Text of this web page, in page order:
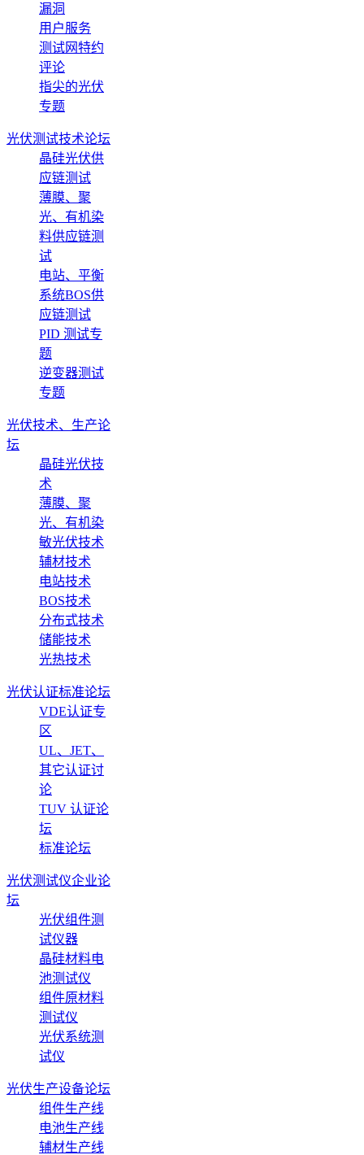
漏洞
用户服务
测试网特约
评论
指尖的光伏
专题
光伏测试技术论坛
晶硅光伏供
应链测试
薄膜、聚
光、有机染
料供应链测
试
电站、平衡
系统BOS供
应链测试
PID 测试专
题
逆变器测试
专题
光伏技术、生产论
坛
晶硅光伏技
术
薄膜、聚
光、有机染
敏光伏技术
辅材技术
电站技术
BOS技术
分布式技术
储能技术
光热技术
光伏认证标准论坛
VDE认证专
区
UL、JET、
其它认证讨
论
TUV 认证论
坛
标准论坛
光伏测试仪企业论
坛
光伏组件测
试仪器
晶硅材料电
池测试仪
组件原材料
测试仪
光伏系统测
试仪
光伏生产设备论坛
组件生产线
电池生产线
辅材生产线